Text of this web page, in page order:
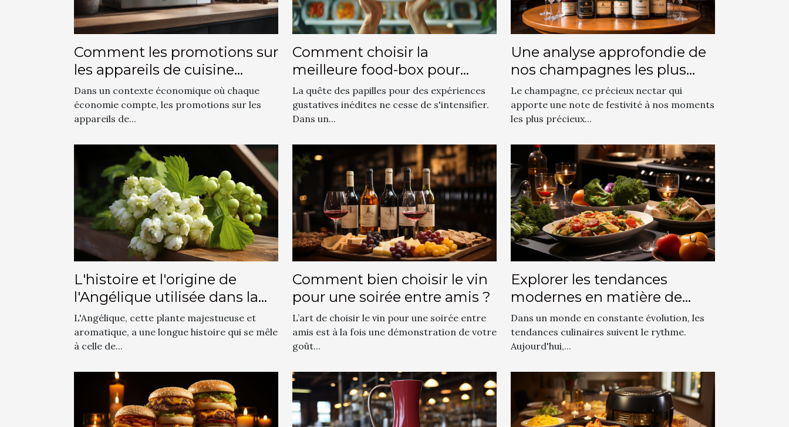
Comment les promotions sur
les appareils de cuisine
modernes favorisent
l'économie domestique
Dans un contexte économique où chaque
économie compte, les promotions sur les
appareils de...
Comment choisir la
meilleure food-box pour
découvrir des saveurs
uniques
La quête des papilles pour des expériences
gustatives inédites ne cesse de s'intensifier.
Dans un...
Une analyse approfondie de
nos champagnes les plus
vendus
Le champagne, ce précieux nectar qui
apporte une note de festivité à nos moments
les plus précieux...
L'histoire et l'origine de
l'Angélique utilisée dans la
production du cidre
L'Angélique, cette plante majestueuse et
aromatique, a une longue histoire qui se mêle
à celle de...
Comment bien choisir le vin
pour une soirée entre amis ?
L’art de choisir le vin pour une soirée entre
amis est à la fois une démonstration de votre
goût...
Explorer les tendances
modernes en matière de
cuisine confortable et élite
Dans un monde en constante évolution, les
tendances culinaires suivent le rythme.
Aujourd'hui,...